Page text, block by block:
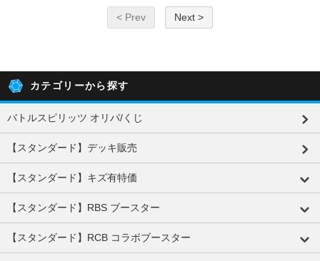
< Prev Next >
カテゴリーから探す
バトルスピリッツ オリパ/くじ
【スタンダード】デッキ販売
【スタンダード】キズ有特価
【スタンダード】RBS ブースター
【スタンダード】RCB コラボブースター